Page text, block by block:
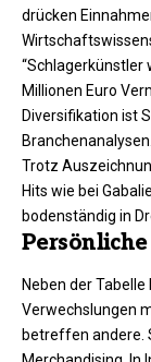
drücken
“Schlagerkünstler
Millionen Euro
Diversifikation ist
Trotz
Hits wie bei
bodenständig in
Neben der
Verwechslungen
betreffen andere.